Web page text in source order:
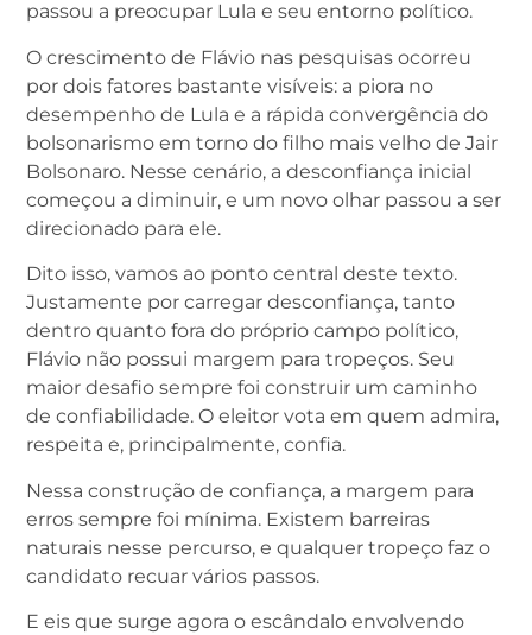
passou a preocupar Lula e seu entorno político.
O crescimento de Flávio nas pesquisas ocorreu
por dois fatores bastante visíveis: a piora no
desempenho de Lula e a rápida convergência do
bolsonarismo em torno do filho mais velho de Jair
Bolsonaro. Nesse cenário, a desconfiança inicial
começou a diminuir, e um novo olhar passou a ser
direcionado para ele.
Dito isso, vamos ao ponto central deste texto.
Justamente por carregar desconfiança, tanto
dentro quanto fora do próprio campo político,
Flávio não possui margem para tropeços. Seu
maior desafio sempre foi construir um caminho
de confiabilidade. O eleitor vota em quem admira,
respeita e, principalmente, confia.
Nessa construção de confiança, a margem para
erros sempre foi mínima. Existem barreiras
naturais nesse percurso, e qualquer tropeço faz o
candidato recuar vários passos.
E eis que surge agora o escândalo envolvendo